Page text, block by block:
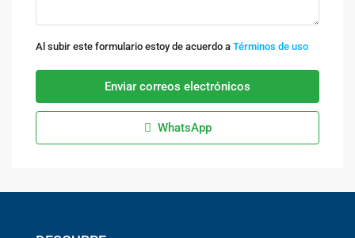
Al subir este formulario estoy de acuerdo a Términos de uso
Enviar correos electrónicos
WhatsApp